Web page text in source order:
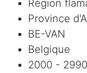
Région
Province
BE-VAN
Belgique
2000 - 2990